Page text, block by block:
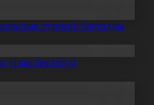
турнирі басталды
бекітілді